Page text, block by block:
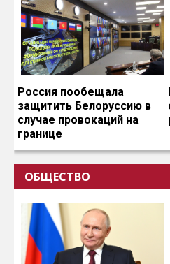
Россия пообещала
защитить Белоруссию в
случае провокаций на
границе
ОБЩЕСТВО